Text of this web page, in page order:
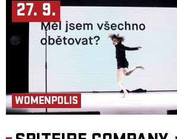
27. 9.
WOMENPOLIS